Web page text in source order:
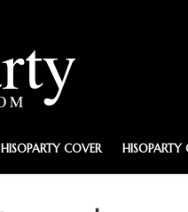
HISOPARTY COVER HISOPARTY